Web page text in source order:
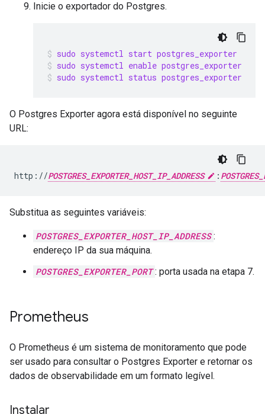
Inicie o exportador do Postgres.
sudo systemctl start postgres_exporter
sudo systemctl enable postgres_exporter
sudo systemctl status postgres_exporter
O Postgres Exporter agora está disponível no seguinte
URL:
http://POSTGRES_EXPORTER_HOST_IP_ADDRESS :
Substitua as seguintes variáveis:
POSTGRES_EXPORTER_HOST_IP_ADDRESS :
endereço IP da sua máquina.
POSTGRES_EXPORTER_PORT : porta usada na etapa 7.
Prometheus
O Prometheus é um sistema de monitoramento que pode
ser usado para consultar o Postgres Exporter e retornar os
dados de observabilidade em um formato legível.
Instalar